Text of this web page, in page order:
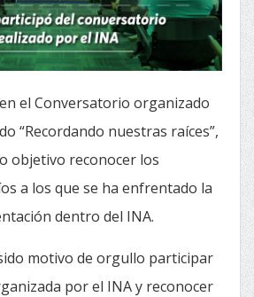
el Conversatorio organizado
“Recordando nuestras raíces”,
objetivo reconocer los
a los que se ha enfrentado la
dentro del INA.
motivo de orgullo participar
por el INA y reconocer